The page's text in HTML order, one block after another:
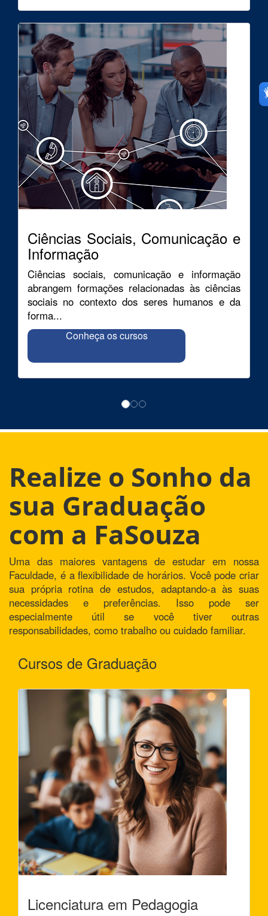
Ciências Sociais, Comunicação e
Informação
Ciências sociais, comunicação e informação
abrangem formações relacionadas às ciências
sociais no contexto dos seres humanos e da
forma...
Conheça os cursos
Realize o Sonho da
sua Graduação
com a FaSouza
Uma das maiores vantagens de estudar em nossa
Faculdade, é a flexibilidade de horários. Você pode criar
sua própria rotina de estudos, adaptando-a às suas
necessidades e preferências. Isso pode ser
especialmente útil se você tiver outras
responsabilidades, como trabalho ou cuidado familiar.
Cursos de Graduação
Licenciatura em Pedagogia